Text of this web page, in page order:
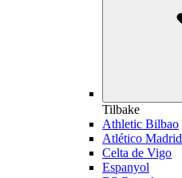
Tilbake
Athletic Bilbao
Atlético Madrid
Celta de Vigo
Espanyol